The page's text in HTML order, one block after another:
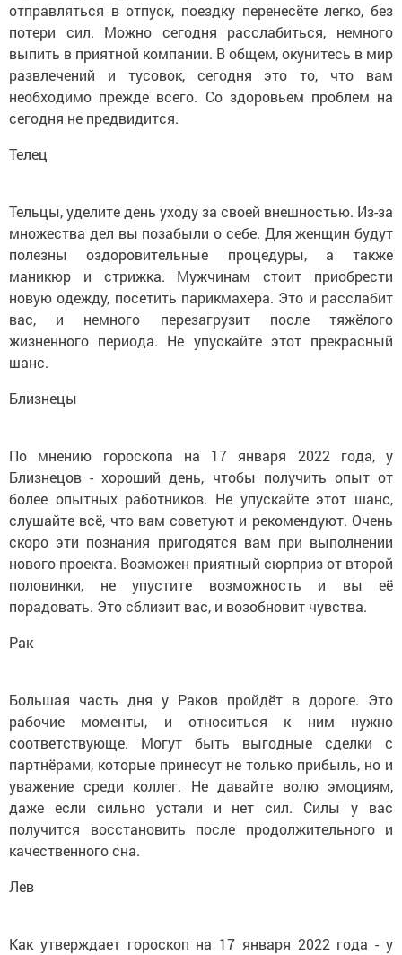
отправляться в отпуск, поездку перенесёте легко, без
потери сил. Можно сегодня расслабиться, немного
выпить в приятной компании. В общем, окунитесь в мир
развлечений и тусовок, сегодня это то, что вам
необходимо прежде всего. Со здоровьем проблем на
сегодня не предвидится.
Телец
Тельцы, уделите день уходу за своей внешностью. Из-за
множества дел вы позабыли о себе. Для женщин будут
полезны оздоровительные процедуры, а также
маникюр и стрижка. Мужчинам стоит приобрести
новую одежду, посетить парикмахера. Это и расслабит
вас, и немного перезагрузит после тяжёлого
жизненного периода. Не упускайте этот прекрасный
шанс.
Близнецы
По мнению гороскопа на 17 января 2022 года, у
Близнецов - хороший день, чтобы получить опыт от
более опытных работников. Не упускайте этот шанс,
слушайте всё, что вам советуют и рекомендуют. Очень
скоро эти познания пригодятся вам при выполнении
нового проекта. Возможен приятный сюрприз от второй
половинки, не упустите возможность и вы её
порадовать. Это сблизит вас, и возобновит чувства.
Рак
Большая часть дня у Раков пройдёт в дороге. Это
рабочие моменты, и относиться к ним нужно
соответствующе. Могут быть выгодные сделки с
партнёрами, которые принесут не только прибыль, но и
уважение среди коллег. Не давайте волю эмоциям,
даже если сильно устали и нет сил. Силы у вас
получится восстановить после продолжительного и
качественного сна.
Лев
Как утверждает гороскоп на 17 января 2022 года - у